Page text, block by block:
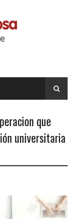
que
universitaria